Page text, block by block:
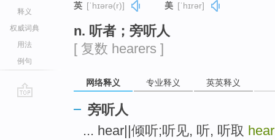
释义
权威词典
用法
例句
英 [ˈhɪərə(r)] 美 [ˈhɪrər]
n. 听者；旁听人
[ 复数 hearers ]
网络释义 专业释义 英英释义
旁听人
... hear||倾听;听见, 听, 听取